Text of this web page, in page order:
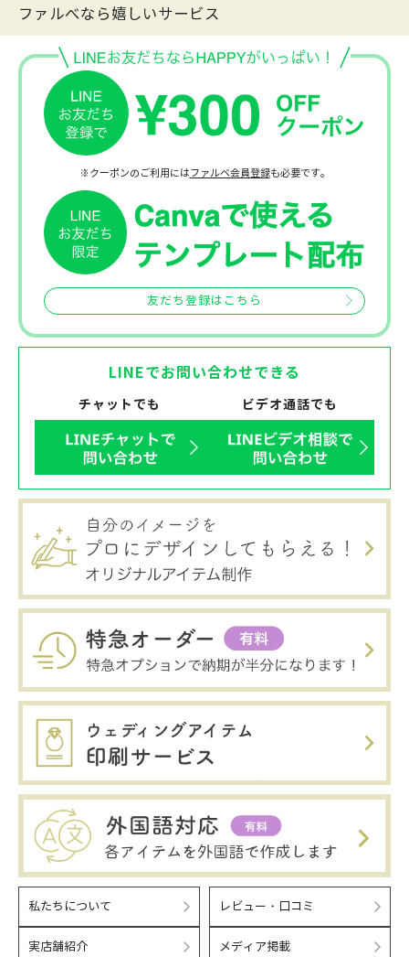
ファルべなら嬉しいサービス
※クーポンのご利用にはファルベ会員登録も必要です。
友だち登録はこちら
LINEでお問い合わせできる
チャットでも ビデオ通話でも
私たちについて レビュー・口コミ
実店舗紹介 メディア掲載